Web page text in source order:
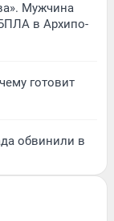
Мужчина
в Архипо-
готовит
обвинили в